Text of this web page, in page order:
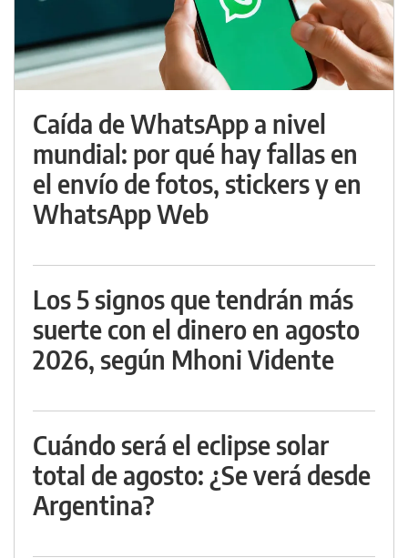
Caída de WhatsApp a nivel
mundial: por qué hay fallas en
el envío de fotos, stickers y en
WhatsApp Web
Los 5 signos que tendrán más
suerte con el dinero en agosto
2026, según Mhoni Vidente
Cuándo será el eclipse solar
total de agosto: ¿Se verá desde
Argentina?